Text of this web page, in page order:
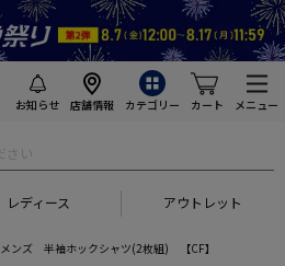
お知らせ 店舗情報 カテゴリー カート メニュー
レディース アウトレット
メンズ 半袖ホックシャツ(2枚組) 【CF】